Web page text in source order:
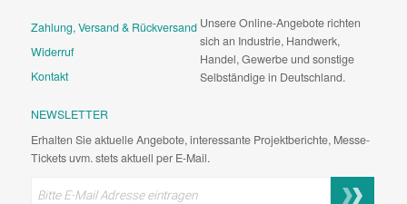
Zahlung, Versand & Rückversand
Widerruf
Kontakt
Unsere Online-Angebote richten
sich an Industrie, Handwerk,
Handel, Gewerbe und sonstige
Selbständige in Deutschland.
NEWSLETTER
Erhalten Sie aktuelle Angebote, interessante Projektberichte, Messe-
Tickets uvm. stets aktuell per E-Mail.